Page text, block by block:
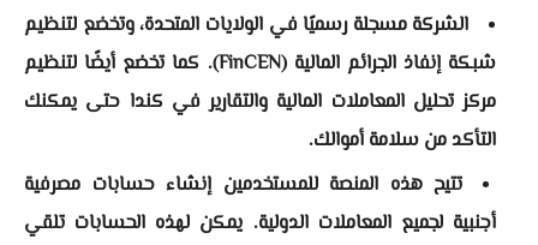
الشركة مسجلة رسميًا في الولايات المتحدة، وتخضع لتنظيم
شبكة إنفاذ الجرائم المالية (FinCEN). كما تخضع أيضًا لتنظيم
مركز تحليل المعاملات المالية والتقارير في كندا حتى يمكنك
التأكد من سلامة أموالك.
تتيح هذه المنصة للمستخدمين إنشاء حسابات مصرفية
أجنبية لجميع المعاملات الدولية. يمكن لهذه الحسابات تلقي